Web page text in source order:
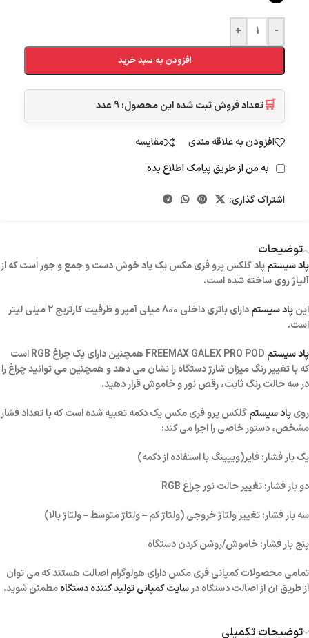
-
+
افزودن به سبد خرید
🛒تعداد فروش ثبت شده این محصول:9 عدد
افزودن به علاقه مندی
مقایسه
به من از طریق پیامک اطلاع بده
اشتراک گذاری:
توضیحات
پاد سیستمپاد گلکس پرو فری مکس یک پاد خوش دست و جمع و جور است که از
آلیاژ روی ساخته شده است.
اینپاد سیستم
دارای باتری داخلی 800 میلی آمپر و ظرفیت کارتریج 2 میلی لیتر
است.
پاد سیستم
FREEMAX GALEX PRO POD همچنین دارای یک چراغ RGB است
که با تغییر رنگ میزان شارژ دستگاه را نشان می دهد و همچنین می توانید چراغ را
در سه حالت رنگ ثابت، رقص نور و خاموش قرار دهید.
رویپاد سیستمگلکس پرو فری مکس یک دکمه تعبیه شده است که با تعداد فشار
مشخص، دستور خاصی را اجرا می کند:
یک بار فشار: فایر(ویپینگ با استفاده از دکمه)
دو بار فشار: تغییر حالت نور چراغ RGB
سه بار فشار: تغییر ولتاژ خروجی (ولتاژ کم – ولتاژ متوسط – ولتاژ بالا)
پنج بار فشار: خاموش/روشن کردن دستگاه
تمامی محصولات کمپانی فری مکس دارای هولوگرام اصالت هستند که می توان
از طریق آن از اصالت دستگاه درسایت کمپانی تولید کننده دستگاهمطمئن شوید.
توضیحات تکمیلی